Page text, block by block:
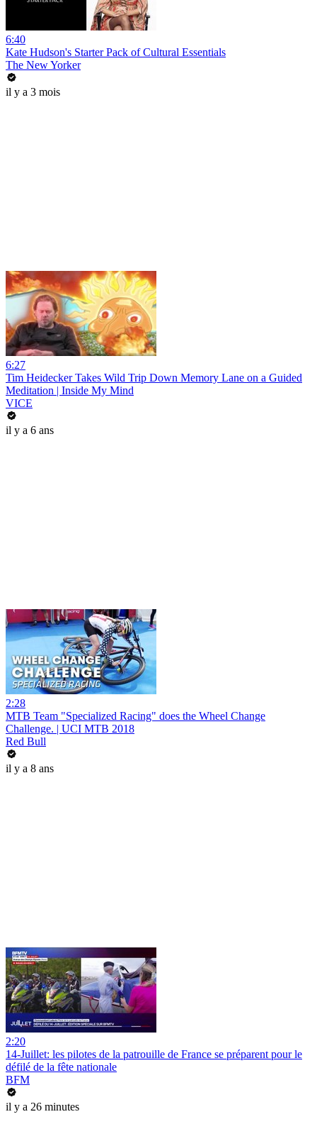
6:40
Kate Hudson's Starter Pack of Cultural Essentials
The New Yorker
il y a 3 mois
6:27
Tim Heidecker Takes Wild Trip Down Memory Lane on a Guided
Meditation | Inside My Mind
VICE
il y a 6 ans
2:28
MTB Team "Specialized Racing" does the Wheel Change
Challenge. | UCI MTB 2018
Red Bull
il y a 8 ans
2:20
14-Juillet: les pilotes de la patrouille de France se préparent pour le
défilé de la fête nationale
BFM
il y a 26 minutes